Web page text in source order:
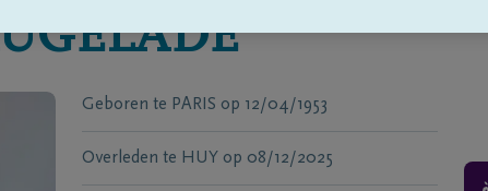
Geboren te PARIS op 12/04/1953
Overleden te HUY op 08/12/2025